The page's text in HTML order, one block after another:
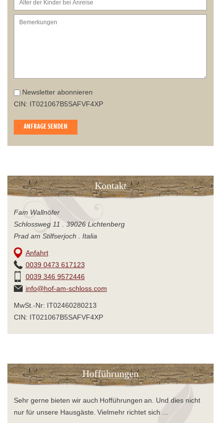
Newsletter abonnieren
CIN: IT021067B5SAFVF4XP
ANFRAGE SENDEN
Kontakt
Fam Wallnöfer
Schlossweg 11 . 39026 Lichtenberg
Prad am Stilfserjoch . Italia
Anfahrt
0039 0473 617123
0039 346 9572446
info@hof-am-schloss.com
MwSt.-Nr: IT02460280213
CIN: IT021067B5SAFVF4XP
Hofführungen
Sehr gerne bieten wir auch Hofführungen an. Und dies nicht
nur für unsere Hausgäste. Vielmehr richtet sich ...